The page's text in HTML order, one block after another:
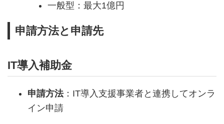
一般型：最大1億円
申請方法と申請先
IT導入補助金
申請方法：IT導入支援事業者と連携してオンラ
イン申請